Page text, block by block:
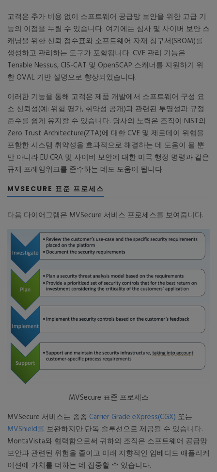
고객은 추가 비용 없이 소프트웨어 공급망 보안을 위한 고급 기
능의 이점을 누릴 수 있습니다. 여기에는 심사 및 사이버 보안 스
캐닝을 위한 신뢰 점수표와 소프트웨어 자재 청구서(SBOM)를
생성하고 관리하는 도구가 포함됩니다. CVE 관리 기능은
Tenable Nessus, CIS-CAT 및 OpenSCAP 스캐너를 지원하기 위
한 OVAL 기반 설명으로 향상되었습니다.
이러한 기능을 통해 고객은 제품 개발에서 소프트웨어 구성 요
소 신뢰성(예: 위험 평가, 취약성 공개)과 관련된 투명성과 규정
준수를 쉽게 유지할 수 있습니다. 당사의 노력은 조직이 NIST의
Zero Trust Architecture(ZTA)에 대한 CVE 및 제로데이 위협을
포함한 시스템 취약성을 효과적으로 해결하는 데 도움이 될 뿐
만 아니라 EU CRA 및 사이버 보안에 대한 미국 행정 명령과 같은
규제 프레임워크를 준수하는 데도 도움이 됩니다.
MVSECURE 표준 프로세스
다음 다이어그램은 MVSecure 서비스 프로세스를 보여줍니다.
MVSecure 표준 프로세스
MVSecure 서비스는 종종 Carrier Grade eXpress(CGX) 또는
MVShield를 보완하지만 단독 솔루션으로 제공될 수 있습니다.
MontaVista와 협력함으로써 귀하의 조직은 소프트웨어 공급망
보안과 관련된 위험을 줄이고 미래 지향적인 임베디드 애플리케
이션에 가치를 더하는 데 집중할 수 있습니다.